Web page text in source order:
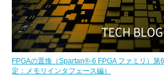
FPGAの置換（Spartan®-6 FPGA ファミリ）第
定：メモリインタフェース編）